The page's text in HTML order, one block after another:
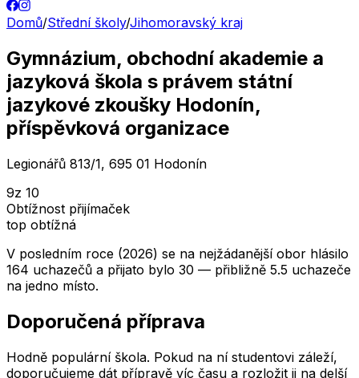
Domů/Střední školy/Jihomoravský kraj
Gymnázium, obchodní akademie a
jazyková škola s právem státní
jazykové zkoušky Hodonín,
příspěvková organizace
Legionářů 813/1, 695 01 Hodonín
9z 10
Obtížnost přijímaček
top obtížná
V posledním roce (2026) se na nejžádanější obor hlásilo
164 uchazečů a přijato bylo 30 — přibližně 5.5 uchazeče
na jedno místo.
Doporučená příprava
Hodně populární škola. Pokud na ní studentovi záleží,
doporučujeme dát přípravě víc času a rozložit ji na delší